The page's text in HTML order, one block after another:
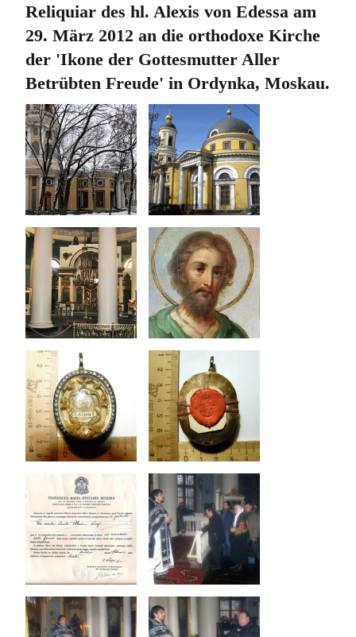
Reliquiar des hl. Alexis von Edessa am
29. März 2012 an die orthodoxe Kirche
der 'Ikone der Gottesmutter Aller
Betrübten Freude' in Ordynka, Moskau.